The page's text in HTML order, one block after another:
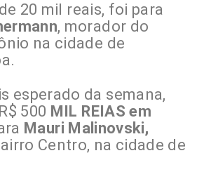
20 mil reais, foi para
, morador do
na cidade de
esperado da semana,
500 MIL REIAS em
Mauri Malinovski,
Centro, na cidade de